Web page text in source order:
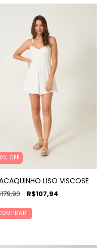
% OFF
LISO VISCOSE
R$107,94